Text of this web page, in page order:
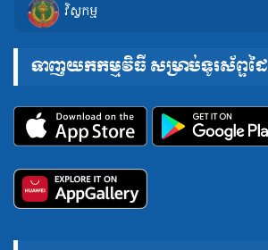
វិស្វកម្ម
ទាញយកកម្មវិធី សម្រាប់ទូរស័ព្ទដៃ